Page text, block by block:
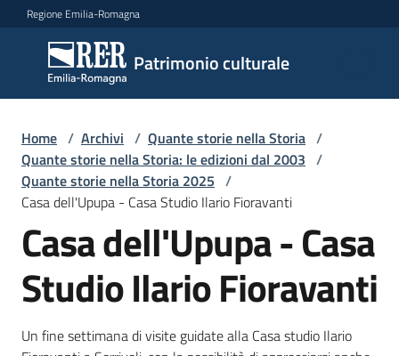
Vai al contenuto
Vai alla navigazione
Vai al footer
Regione Emilia-Romagna
Patrimonio culturale
Patrimonio
culturale
Argomenti
Novità
Servizi
Leggi
Home / Archivi / Quante storie nella Storia /
Quante storie nella Storia: le edizioni dal 2003 /
Quante storie nella Storia 2025 /
Casa dell'Upupa - Casa Studio Ilario Fioravanti
Casa dell'Upupa - Casa
Studio Ilario Fioravanti
Un fine settimana di visite guidate alla Casa studio Ilario